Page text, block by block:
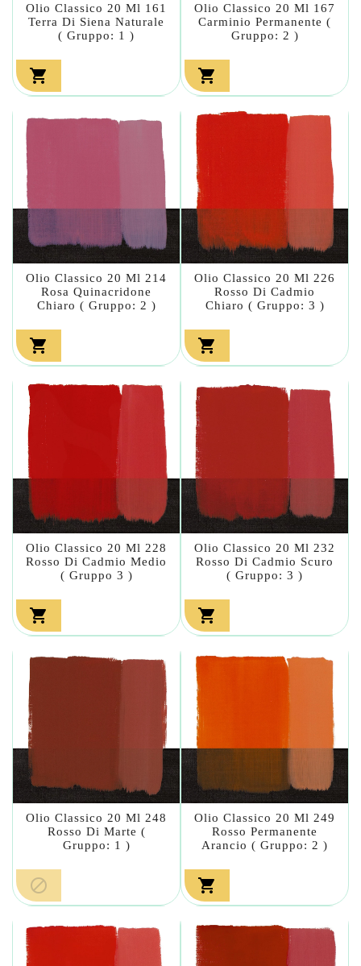
Olio Classico 20 Ml 161
Terra Di Siena Naturale
( Gruppo: 1 )

Olio Classico 20 Ml 167
Carminio Permanente (
Gruppo: 2 )

Olio Classico 20 Ml 214
Rosa Quinacridone
Chiaro ( Gruppo: 2 )

Olio Classico 20 Ml 226
Rosso Di Cadmio
Chiaro ( Gruppo: 3 )

Olio Classico 20 Ml 228
Rosso Di Cadmio Medio
( Gruppo 3 )

Olio Classico 20 Ml 232
Rosso Di Cadmio Scuro
( Gruppo: 3 )

Olio Classico 20 Ml 248
Rosso Di Marte (
Gruppo: 1 )

Olio Classico 20 Ml 249
Rosso Permanente
Arancio ( Gruppo: 2 )
